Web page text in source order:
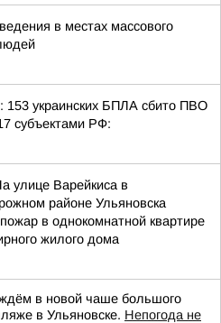
в местах массового
153 украинских БПЛА сбито ПВО
субъектами РФ:
улице Варейкиса в
районе Ульяновска
в однокомнатной квартире
жилого дома
в новой чаше большого
в Ульяновске. Непогода не